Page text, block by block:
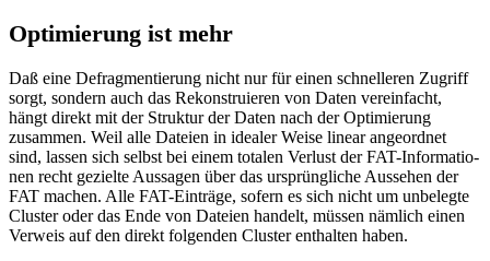
Optimierung ist mehr
Daß eine Defragmentierung nicht nur für einen schnelleren Zugriff
sorgt, sondern auch das Rekonstruieren von Daten vereinfacht,
hängt direkt mit der Struktur der Daten nach der Optimierung
zusammen. Weil alle Dateien in idealer Weise linear angeordnet
sind, lassen sich selbst bei einem totalen Verlust der FAT-Informatio-
nen recht gezielte Aussagen über das ursprüngliche Aussehen der
FAT machen. Alle FAT-Einträge, sofern es sich nicht um unbelegte
Cluster oder das Ende von Dateien handelt, müssen nämlich einen
Verweis auf den direkt folgenden Cluster enthalten haben.